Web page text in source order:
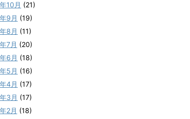
10月 (21)
9月 (19)
8月 (11)
7月 (20)
6月 (18)
5月 (16)
4月 (17)
3月 (17)
2月 (18)